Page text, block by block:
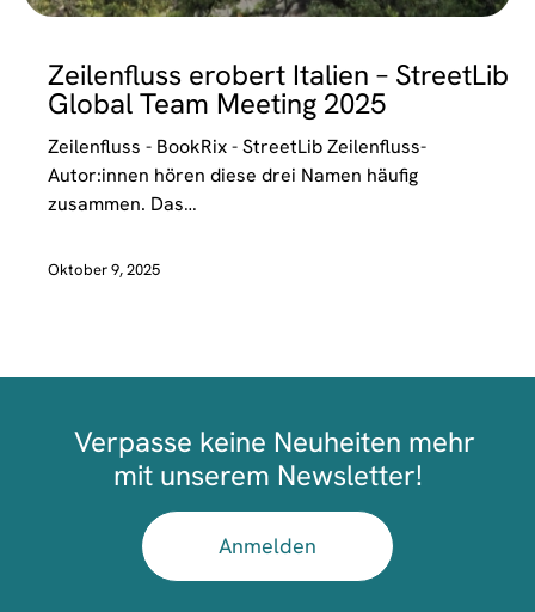
Zeilenfluss erobert Italien – StreetLib
Global Team Meeting 2025
Zeilenfluss - BookRix - StreetLib Zeilenfluss-
Autor:innen hören diese drei Namen häufig
zusammen. Das…
Oktober 9, 2025
Verpasse keine Neuheiten mehr
mit unserem Newsletter!
Anmelden